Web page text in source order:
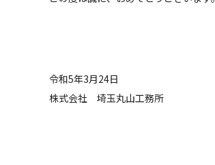
令和5年3月24日
株式会社 埼玉丸山工務所